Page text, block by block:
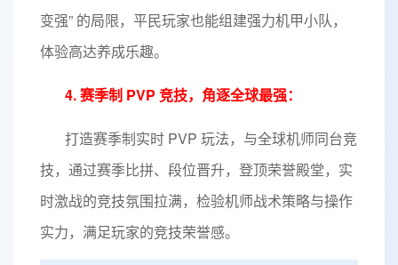
变强” 的局限，平民玩家也能组建强力机甲小队，
体验高达养成乐趣。
4. 赛季制 PVP 竞技，角逐全球最强：
打造赛季制实时 PVP 玩法，与全球机师同台竞
技，通过赛季比拼、段位晋升，登顶荣誉殿堂，实
时激战的竞技氛围拉满，检验机师战术策略与操作
实力，满足玩家的竞技荣誉感。